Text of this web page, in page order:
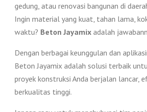
gedung, atau renovasi bangunan di
Ingin material yang kuat, tahan lama,
waktu? Beton Jayamix adalah
Dengan berbagai keunggulan dan
Beton Jayamix adalah solusi terbaik
proyek konstruksi Anda berjalan lancar,
berkualitas tinggi.